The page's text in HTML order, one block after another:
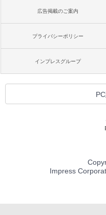
広告掲載のご案内
プライバシーポリシー
インプレスグループ
Impress